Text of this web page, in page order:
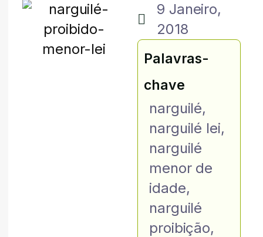
9 Janeiro,
2018
Palavras-
chave
narguilé,
narguilé lei,
narguilé
menor de
idade,
narguilé
proibição,